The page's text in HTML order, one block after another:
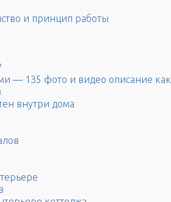
и принцип работы
— 135 фото и видео описание как
внутри дома